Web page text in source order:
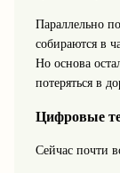
Параллельно
собираются в
Но основа
потеряться в
Цифровые
Сейчас почти